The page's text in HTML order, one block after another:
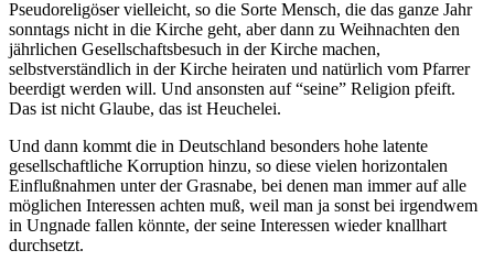
Pseudoreligöser vielleicht, so die Sorte Mensch, die das ganze Jahr
sonntags nicht in die Kirche geht, aber dann zu Weihnachten den
jährlichen Gesellschaftsbesuch in der Kirche machen,
selbstverständlich in der Kirche heiraten und natürlich vom Pfarrer
beerdigt werden will. Und ansonsten auf “seine” Religion pfeift.
Das ist nicht Glaube, das ist Heuchelei.
Und dann kommt die in Deutschland besonders hohe latente
gesellschaftliche Korruption hinzu, so diese vielen horizontalen
Einflußnahmen unter der Grasnabe, bei denen man immer auf alle
möglichen Interessen achten muß, weil man ja sonst bei irgendwem
in Ungnade fallen könnte, der seine Interessen wieder knallhart
durchsetzt.